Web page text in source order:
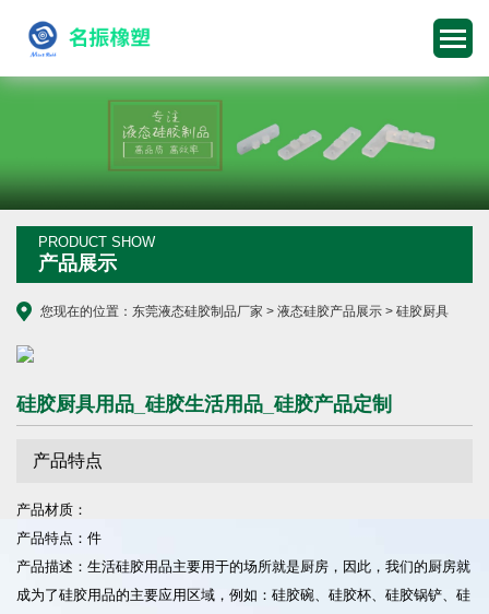
PRODUCT SHOW
产品展示
您现在的位置： 东莞液态硅胶制品厂家 > 液态硅胶产品展示 > 硅胶厨具
硅胶厨具用品_硅胶生活用品_硅胶产品定制
产品特点
产品材质：
产品特点：件
产品描述：生活硅胶用品主要用于的场所就是厨房，因此，我们的厨房就
成为了硅胶用品的主要应用区域，例如：硅胶碗、硅胶杯、硅胶锅铲、硅